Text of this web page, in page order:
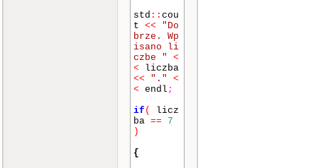
std :: cou
t <<
"Do
brze. Wp
isano li
czbe "
<
< liczba
<<
"."
<
< endl ;
if (
licz
ba ==
7
)
{